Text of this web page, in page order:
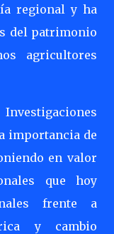
regional y ha
del patrimonio
agricultores
importancia de
en valor
que hoy
frente a
y cambio